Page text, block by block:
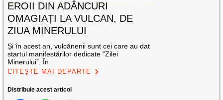
EROII DIN ADÂNCURI
OMAGIAȚI LA VULCAN, DE
ZIUA MINERULUI
Și în acest an, vulcănenii sunt cei care au dat
startul manifestărilor dedicate ”Zilei
Minerului”. În
CITEȘTE MAI DEPARTE
Distribuie acest articol